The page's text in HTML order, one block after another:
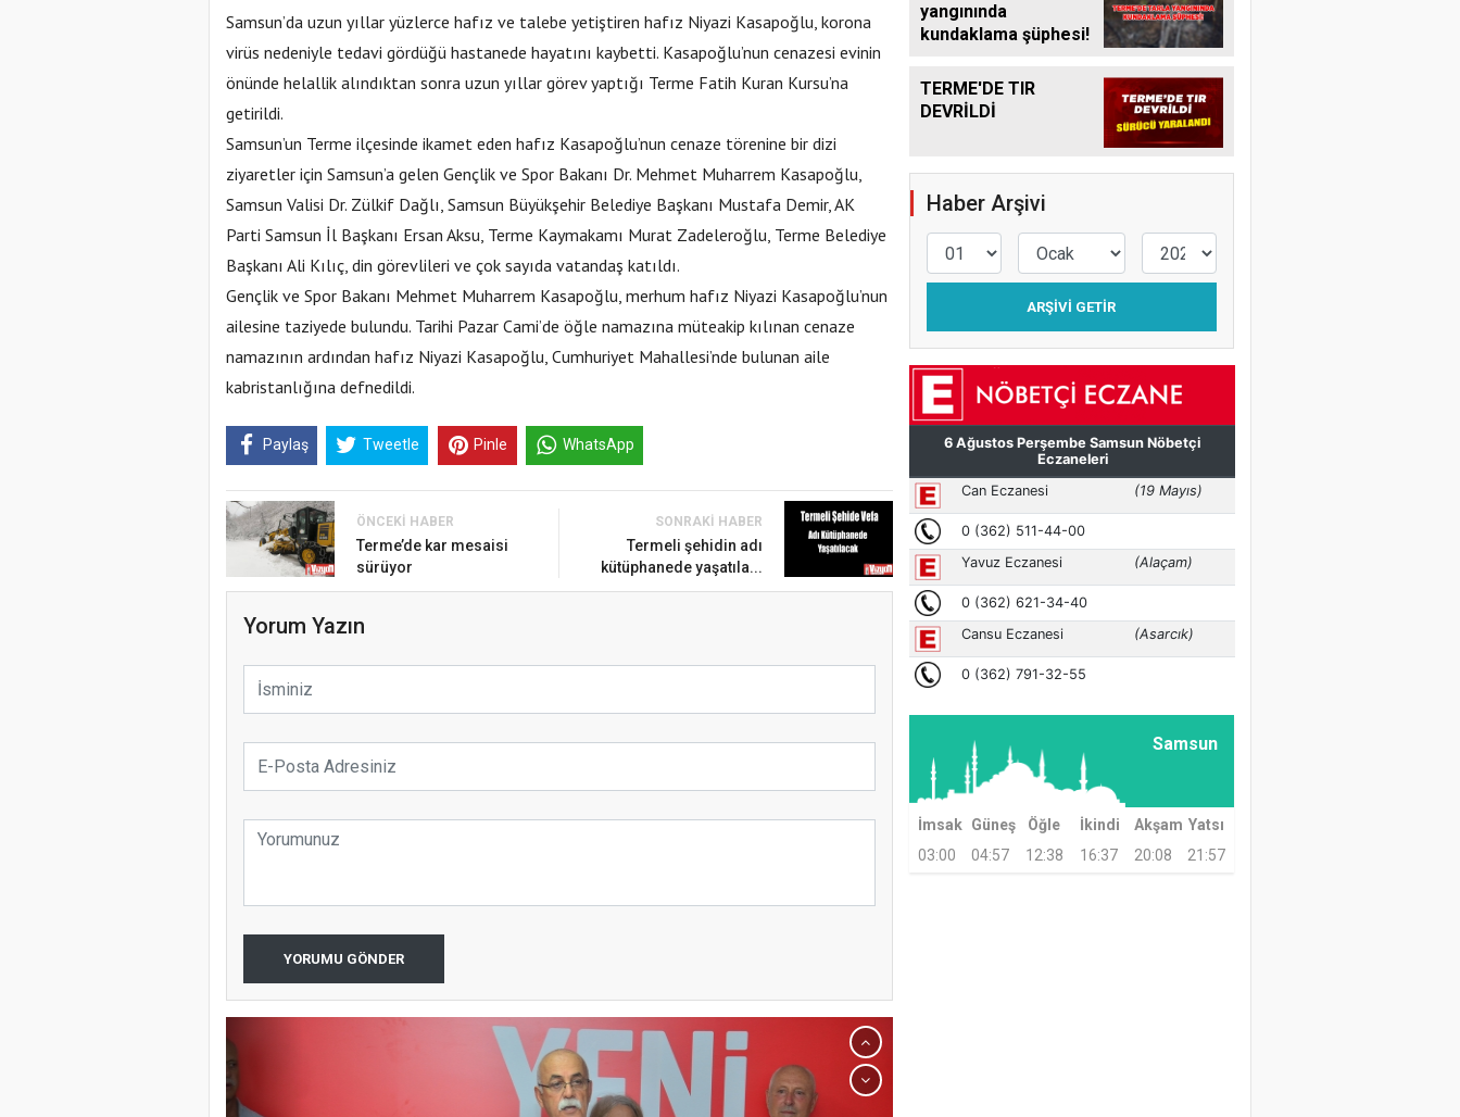
Samsun’da uzun yıllar yüzlerce hafız ve talebe yetiştiren hafız Niyazi Kasapoğlu, korona
virüs nedeniyle tedavi gördüğü hastanede hayatını kaybetti. Kasapoğlu’nun cenazesi evinin
önünde helallik alındıktan sonra uzun yıllar görev yaptığı Terme Fatih Kuran Kursu’na
getirildi.
Samsun’un Terme ilçesinde ikamet eden hafız Kasapoğlu’nun cenaze törenine bir dizi
ziyaretler için Samsun’a gelen Gençlik ve Spor Bakanı Dr. Mehmet Muharrem Kasapoğlu,
Samsun Valisi Dr. Zülkif Dağlı, Samsun Büyükşehir Belediye Başkanı Mustafa Demir, AK
Parti Samsun İl Başkanı Ersan Aksu, Terme Kaymakamı Murat Zadeleroğlu, Terme Belediye
Başkanı Ali Kılıç, din görevlileri ve çok sayıda vatandaş katıldı.
Gençlik ve Spor Bakanı Mehmet Muharrem Kasapoğlu, merhum hafız Niyazi Kasapoğlu’nun
ailesine taziyede bulundu. Tarihi Pazar Cami’de öğle namazına müteakip kılınan cenaze
namazının ardından hafız Niyazi Kasapoğlu, Cumhuriyet Mahallesi’nde bulunan aile
kabristanlığına defnedildi.
Paylaş Tweetle Pinle WhatsApp
ÖNCEKI HABER
Terme’de kar mesaisi
sürüyor
SONRAKI HABER
Termeli şehidin adı
kütüphanede yaşatıla...
Yorum Yazın
YORUMU GÖNDER
yangınında
kundaklama şüphesi!
TERME'DE TIR
DEVRİLDİ
Haber Arşivi
ARŞIVI GETIR
Samsun
İmsak Güneş Öğle İkindi Akşam Yatsı
03:00
04:57 12:38 16:37 20:08 21:57